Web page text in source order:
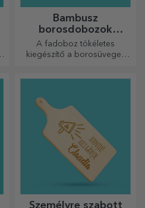
Bambusz
borosdobozok
kiegészítőkkel
A fadoboz tökéletes
kiegészítő a borosüvegek